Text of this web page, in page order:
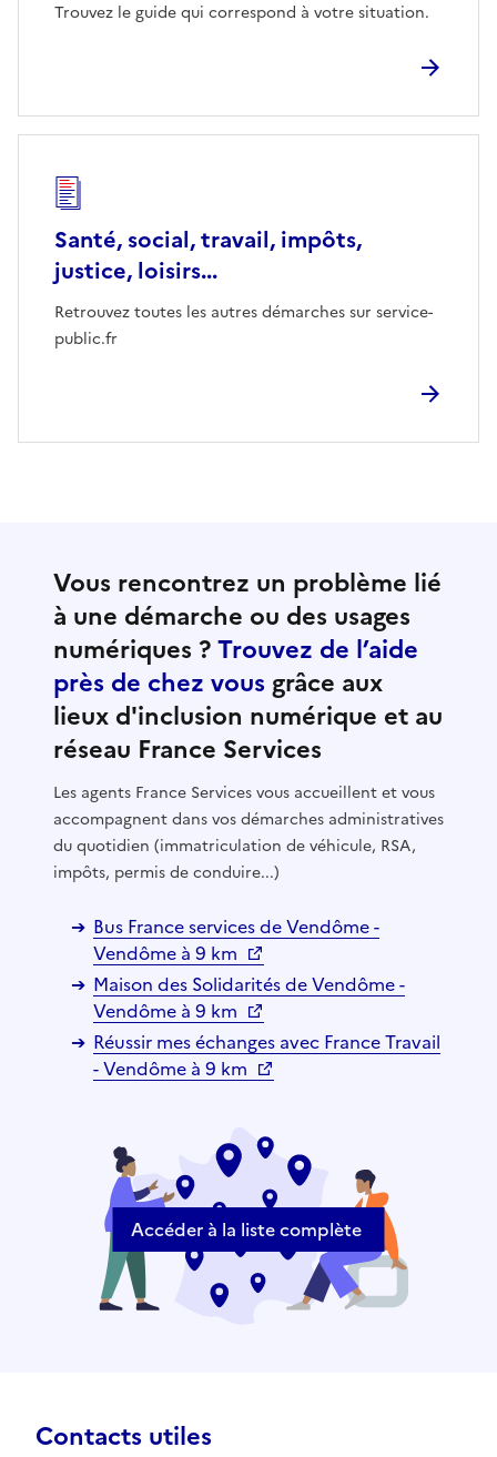
Trouvez le guide qui correspond à votre situation.
Santé, social, travail, impôts,
justice, loisirs...
Retrouvez toutes les autres démarches sur service-
public.fr
Vous rencontrez un problème lié
à une démarche ou des usages
numériques ?Trouvez de l’aide
près de chez vous grâce aux
lieux d'inclusion numérique et au
réseau France Services
Les agents France Services vous accueillent et vous
accompagnent dans vos démarches administratives
du quotidien (immatriculation de véhicule, RSA,
impôts, permis de conduire...)
Bus France services de Vendôme -
Vendôme à 9 km
Maison des Solidarités de Vendôme -
Vendôme à 9 km
Réussir mes échanges avec France Travail
- Vendôme à 9 km
Accéder à la liste complète
Contacts utiles